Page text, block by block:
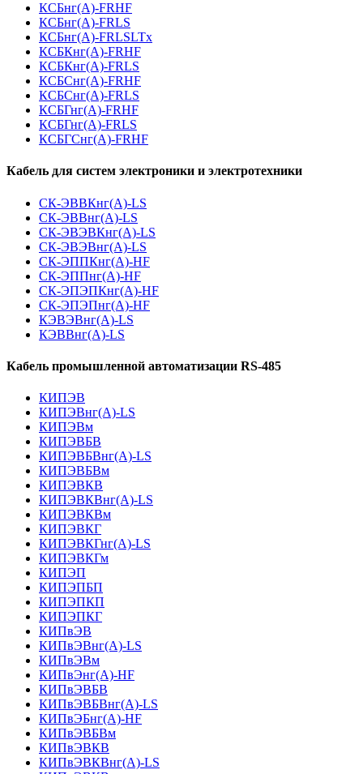
КСБнг(А)-FRHF
КСБнг(А)-FRLS
КСБнг(А)-FRLSLTx
КСБКнг(А)-FRHF
КСБКнг(А)-FRLS
КСБСнг(А)-FRHF
КСБСнг(А)-FRLS
КСБГнг(А)-FRHF
КСБГнг(А)-FRLS
КСБГСнг(А)-FRHF
Кабель для систем электроники и электротехники
СК-ЭВВКнг(А)-LS
СК-ЭВВнг(А)-LS
СК-ЭВЭВКнг(А)-LS
СК-ЭВЭВнг(А)-LS
СК-ЭППКнг(А)-HF
СК-ЭППнг(А)-HF
СК-ЭПЭПКнг(А)-HF
СК-ЭПЭПнг(А)-HF
КЭВЭВнг(А)-LS
КЭВВнг(А)-LS
Кабель промышленной автоматизации RS-485
КИПЭВ
КИПЭВнг(А)-LS
КИПЭВм
КИПЭВБВ
КИПЭВБВнг(А)-LS
КИПЭВБВм
КИПЭВКВ
КИПЭВКВнг(А)-LS
КИПЭВКВм
КИПЭВКГ
КИПЭВКГнг(А)-LS
КИПЭВКГм
КИПЭП
КИПЭПБП
КИПЭПКП
КИПЭПКГ
КИПвЭВ
КИПвЭВнг(А)-LS
КИПвЭВм
КИПвЭнг(А)-HF
КИПвЭВБВ
КИПвЭВБВнг(А)-LS
КИПвЭБнг(А)-HF
КИПвЭВБВм
КИПвЭВКВ
КИПвЭВКВнг(А)-LS